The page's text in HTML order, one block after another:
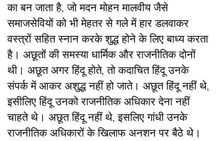
का बन जाता है, जो मदन मोहन मालवीय जैसे
समाजसेवियों को भी मेहतर से गले में हार डलवाकर
वस्त्रों सहित स्नान करके शुद्ध होने के लिए बाध्य करता
है। अछूतों की समस्या धार्मिक और राजनीतिक दोनों
थी। अछूत अगर हिंदू होते, तो कदाचित हिंदू उनके
संपर्क में आकर अशुद्ध नहीं हो जाते। अछूत हिंदू नहीं थे,
इसीलिए हिंदू उनको राजनीतिक अधिकार देना नहीं
चाहते थे। अछूत हिंदू नहीं थे, इसलिए गांधी उनके
राजनीतिक अधिकारों के खिलाफ अनशन पर बैठे थे।